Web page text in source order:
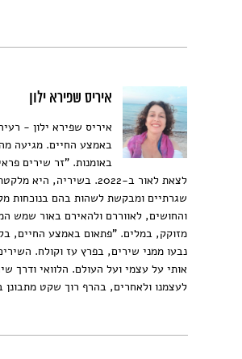
איריס שפירא ילון
איריס שפירא ילון -
באומנות. "זר שירים
לצאת לאור ב-2022.
שגרתיים ומבקשת לשהות בהם בנוכחות
והחושים, לאווררם ולהאירם באור שמש
מזוקק, במלים. "פתאום באמצע החיים,
נבעו ממני שירים, בפרץ עז וקולח.
אותי על עצמי ועל העולם. הלוואי ודרך
לעצמנו ולאחרים, בהרף רוך שקט מתבונן